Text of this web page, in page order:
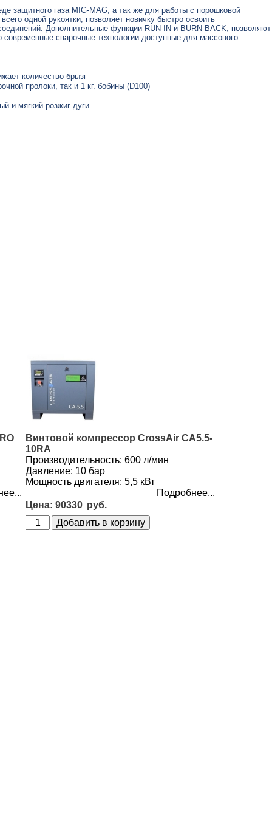
защитного газа MIG-MAG, а так же для работы с порошковой
одной рукоятки, позволяет новичку быстро освоить
Дополнительные функции RUN-IN и BURN-BACK, позволяют
сварочные технологии доступные для массового
количество брызг
пролоки, так и 1 кг. бобины (D100)
и мягкий розжиг дуги
Винтовой компрессор CrossAir CA5.5-
10RA
Производительность: 600 л/мин
Давление: 10 бар
Мощность двигателя: 5,5 кВт
Подробнее...
90330